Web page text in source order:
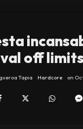
off
Tapia Hardcore on